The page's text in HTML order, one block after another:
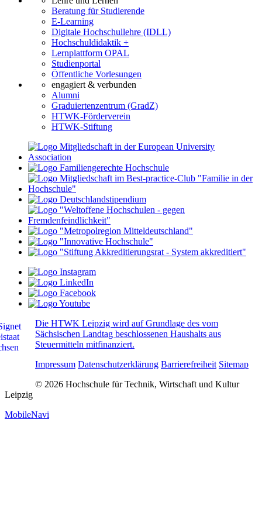
Beratung für Studierende
E-Learning
Digitale Hochschullehre (IDLL)
Hochschuldidaktik +
Lernplattform OPAL
Studienportal
Öffentliche Vorlesungen
engagiert & verbunden
Alumni
Graduiertenzentrum (GradZ)
HTWK-Förderverein
HTWK-Stiftung
Die HTWK Leipzig wird auf Grundlage des vom
Sächsischen Landtag beschlossenen Haushalts aus
Steuermitteln mitfinanziert.
Impressum Datenschutzerklärung Barrierefreiheit Sitemap
© 2026 Hochschule für Technik, Wirtschaft und Kultur
Leipzig
MobileNavi